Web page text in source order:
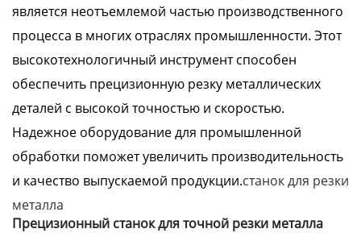
является неотъемлемой частью производственного
процесса в многих отраслях промышленности. Этот
высокотехнологичный инструмент способен
обеспечить прецизионную резку металлических
деталей с высокой точностью и скоростью.
Надежное оборудование для промышленной
обработки поможет увеличить производительность
и качество выпускаемой продукции.станок для резки
металла
Прецизионный станок для точной резки металла